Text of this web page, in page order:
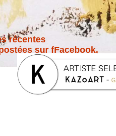
récentes
sur fFacebook,